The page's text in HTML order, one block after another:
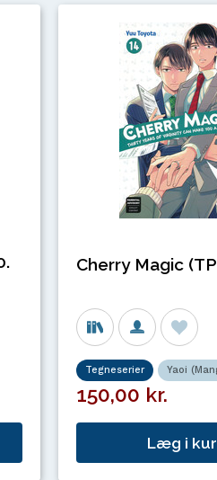
Cherry Magic
Tegneserier Yaoi
150,00 kr.
Læg i